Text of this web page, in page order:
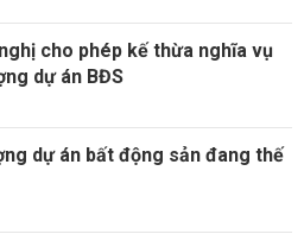
cho phép kế thừa nghĩa vụ
dự án BĐS
dự án bất động sản đang thế